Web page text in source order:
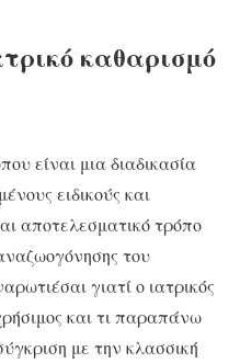
καθαρισμό
είναι μια διαδικασία
ειδικούς και
αποτελεσματικό τρόπο
του
γιατί ο ιατρικός
και τι παραπάνω
με την κλασσική